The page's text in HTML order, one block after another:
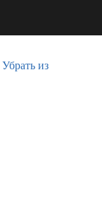
Убрать из